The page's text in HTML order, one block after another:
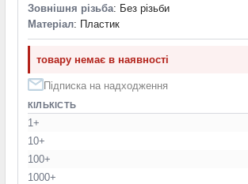
Зовнішня різьба: Без різьби
Матеріал: Пластик
товару немає в наявності
Підписка на надходження
КІЛЬКІСТЬ
1+
10+
100+
1000+